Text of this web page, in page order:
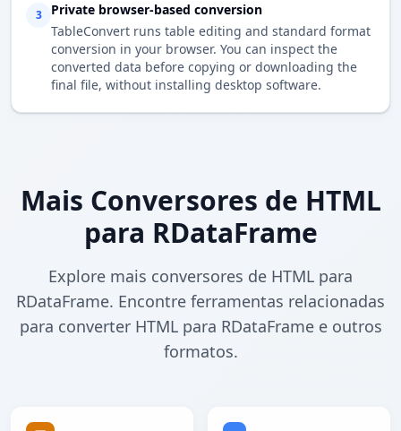
3
Private browser-based conversion
TableConvert runs table editing and standard format
conversion in your browser. You can inspect the
converted data before copying or downloading the
final file, without installing desktop software.
Mais Conversores de HTML
para RDataFrame
Explore mais conversores de HTML para
RDataFrame. Encontre ferramentas relacionadas
para converter HTML para RDataFrame e outros
formatos.